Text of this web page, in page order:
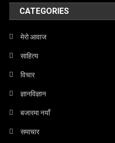
CATEGORIES
मेरो आवाज
साहित्य
विचार
ज्ञानविज्ञान
बजारमा नयाँ
समाचार